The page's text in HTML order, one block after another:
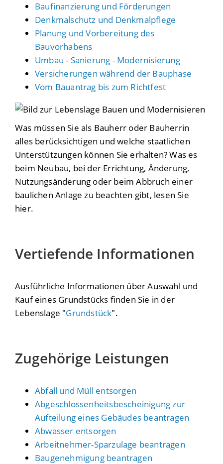
Baufinanzierung und Förderungen
Denkmalschutz und Denkmalpflege
Planung und Vorbereitung des
Bauvorhabens
Umbau - Sanierung - Modernisierung
Versicherungen während der Bauphase
Vom Bauantrag bis zum Richtfest
Was müssen Sie als Bauherr oder Bauherrin
alles berücksichtigen und welche staatlichen
Unterstützungen können Sie erhalten? Was es
beim Neubau, bei der Errichtung, Änderung,
Nutzungsänderung oder beim Abbruch einer
baulichen Anlage zu beachten gibt, lesen Sie
hier.
Vertiefende Informationen
Ausführliche Informationen über Auswahl und
Kauf eines Grundstücks finden Sie in der
Lebenslage "Grundstück".
Zugehörige Leistungen
Abfall und Müll entsorgen
Abgeschlossenheitsbescheinigung zur
Aufteilung eines Gebäudes beantragen
Abwasser entsorgen
Arbeitnehmer-Sparzulage beantragen
Baugenehmigung beantragen